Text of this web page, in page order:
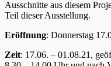
Ausschnitte aus diesem
Teil dieser Ausstellung.
Eröffnung: Donnerstag
Zeit: 17.06. – 01.08.21,